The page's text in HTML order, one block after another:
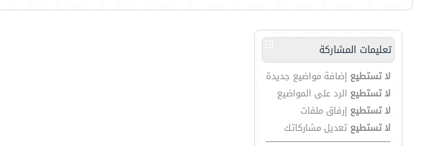
تعليمات المشاركة
لا تستطيع إضافة مواضيع جديدة
لا تستطيع الرد على المواضيع
لا تستطيع إرفاق ملفات
لا تستطيع تعديل مشاركاتك